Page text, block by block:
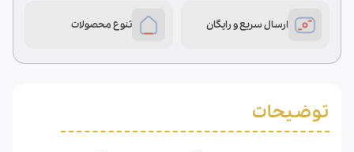
ارسال سریع و رایگان تنوع محصولات
توضیحات